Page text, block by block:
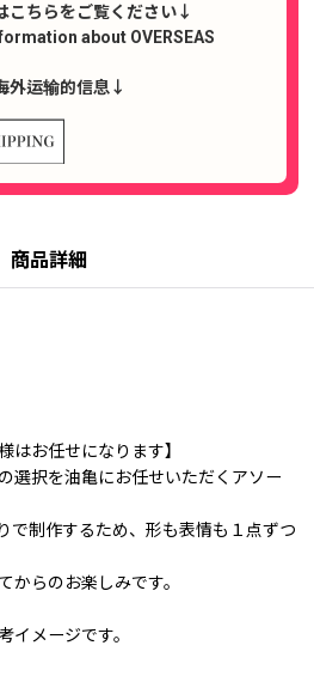
こちらをご覧ください↓
about OVERSEAS
外运输的信息↓
商品詳細
はお任せになります】
選択を油亀にお任せいただくアソー
で制作するため、形も表情も１点ずつ
からのお楽しみです。
イメージです。